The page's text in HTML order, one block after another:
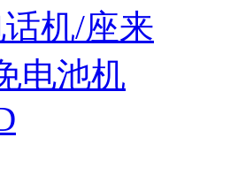
柯尼卡美能达
浩顺
戴尔